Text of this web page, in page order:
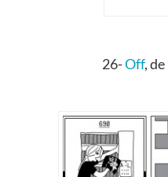
26-Off,